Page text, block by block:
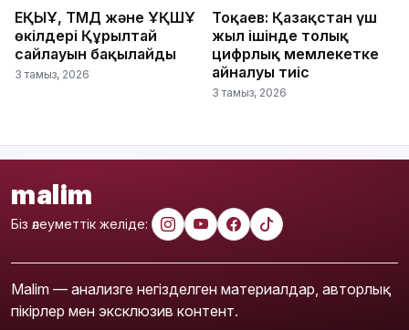
ЕҚЫҰ, ТМД және ҰҚШҰ
өкілдері Құрылтай
сайлауын бақылайды
3 тамыз, 2026
Тоқаев: Қазақстан үш
жыл ішінде толық
цифрлық мемлекетке
айналуы тиіс
3 тамыз, 2026
malim
Біз әлеуметтік желіде:
Malim — анализге негізделген материалдар, авторлық
пікірлер мен эксклюзив контент.